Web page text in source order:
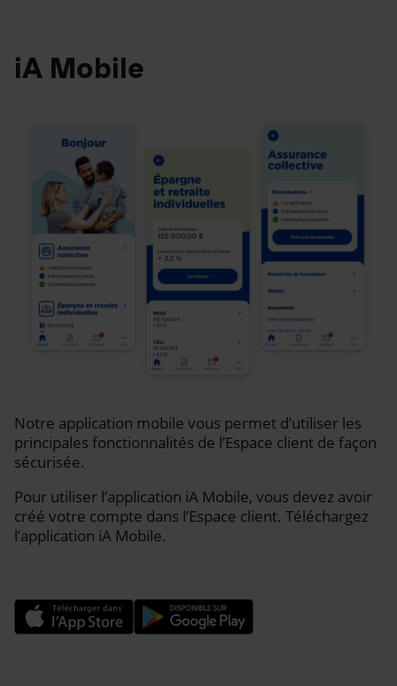
iA Mobile
Notre application mobile vous permet d’utiliser les
principales fonctionnalités de l’Espace client de façon
sécurisée.
Pour utiliser l’application iA Mobile, vous devez avoir
créé votre compte dans l’Espace client. Téléchargez
l’application iA Mobile.